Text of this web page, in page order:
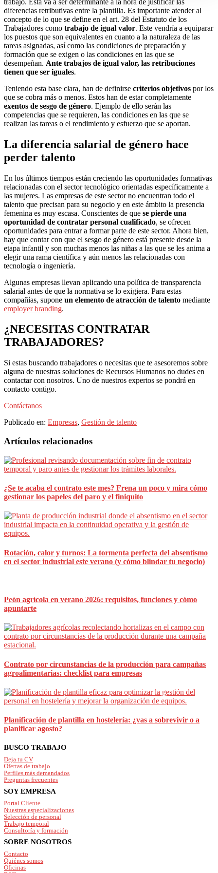
diferencias retributivas entre la plantilla. Es importante atender al
concepto de lo que se define en el art. 28 del Estatuto de los
Trabajadores como trabajo de igual valor. Este vendría a equiparar
los puestos que son equivalentes en cuanto a la naturaleza de las
tareas asignadas, así como las condiciones de preparación y
formación que se exigen o las condiciones en las que se
desempeñan. Ante trabajos de igual valor, las retribuciones
tienen que ser iguales.
Teniendo esta base clara, han de definirse criterios objetivos por los
que se cobra más o menos. Estos han de estar completamente
exentos de sesgo de género. Ejemplo de ello serán las
competencias que se requieren, las condiciones en las que se
realizan las tareas o el rendimiento y esfuerzo que se aportan.
La diferencia salarial de género hace
perder talento
En los últimos tiempos están creciendo las oportunidades formativas
relacionadas con el sector tecnológico orientadas específicamente a
las mujeres. Las empresas de este sector no encuentran todo el
talento que precisan para su negocio y en este ámbito la presencia
femenina es muy escasa. Conscientes de que se pierde una
oportunidad de contratar personal cualificado, se ofrecen
oportunidades para entrar a formar parte de este sector. Ahora bien,
hay que contar con que el sesgo de género está presente desde la
etapa infantil y son muchas menos las niñas a las que se les anima a
elegir una rama científica y aún menos las relacionadas con
tecnología o ingeniería.
Algunas empresas llevan aplicando una política de transparencia
salarial antes de que la normativa se lo exigiera. Para estas
compañías, supone un elemento de atracción de talento mediante
employer branding.
¿NECESITAS CONTRATAR
TRABAJADORES?
Si estas buscando trabajadores o necesitas que te asesoremos sobre
alguna de nuestras soluciones de Recursos Humanos no dudes en
contactar con nosotros. Uno de nuestros expertos se pondrá en
contacto contigo.
Contáctanos
Publicado en: Empresas, Gestión de talento
Barra
lateral
principal
Artículos relacionados
¿Se te acaba el contrato este mes? Frena un poco y mira cómo
gestionar los papeles del paro y el finiquito
Rotación, calor y turnos: La tormenta perfecta del absentismo
en el sector industrial este verano (y cómo blindar tu negocio)
Peón agrícola en verano 2026: requisitos, funciones y cómo
apuntarte
Contrato por circunstancias de la producción para campañas
agroalimentarias: checklist para empresas
Planificación de plantilla en hostelería: ¿vas a sobrevivir o a
planificar agosto?
Footer
BUSCO TRABAJO
Deja tu CV
Ofertas de trabajo
Perfiles más demandados
Preguntas frecuentes
SOY EMPRESA
Portal Cliente
Nuestras especializaciones
Selección de personal
Trabajo temporal
Consultoría y formación
SOBRE NOSOTROS
Contacto
Quiénes somos
Oficinas